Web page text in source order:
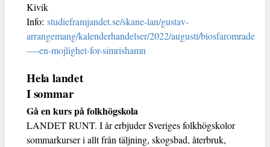
Kivik
Info: studieframjandet.se/skane-lan/gustav-
arrangemang/kalenderhandelser/2022/augusti/biosfaromrade
—-en-mojlighet-for-simrishamn
Hela landet
I sommar
Gå en kurs på folkhögskola
LANDET RUNT. I år erbjuder Sveriges folkhögskolor
sommarkurser i allt från täljning, skogsbad, återbruk,